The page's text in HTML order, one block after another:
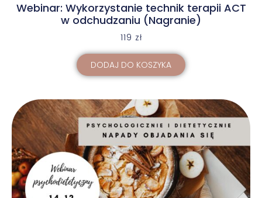
Webinar: Wykorzystanie technik terapii ACT
w odchudzaniu (Nagranie)
119 zł
DODAJ DO KOSZYKA